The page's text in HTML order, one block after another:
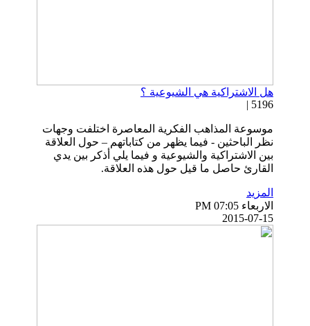
هل الاشتراكية هي الشيوعية ؟
5196 |
موسوعة المذاهب الفكرية المعاصرة اختلفت وجهات
نظر الباحثين - فيما يظهر من كتاباتهم – حول العلاقة
بين الاشتراكية والشيوعية و فيما يلي أذكر بين يدي
القارئ حاصل ما قيل حول هذه العلاقة.
المزيد
الاربعاء PM 07:05
2015-07-15